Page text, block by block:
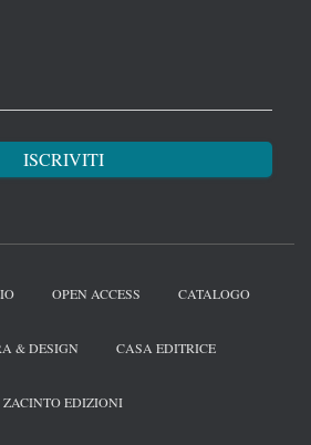
OPEN ACCESS CATALOGO
& DESIGN CASA EDITRICE
ZACINTO EDIZIONI